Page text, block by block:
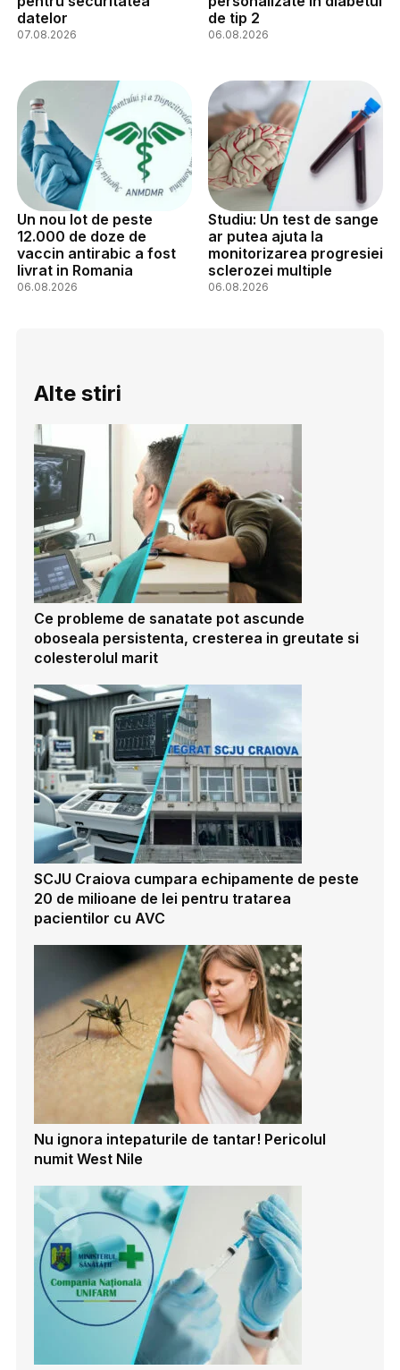
datelor
07.08.2026
de tip 2
06.08.2026
Un nou lot de peste
12.000 de doze de
vaccin antirabic a fost
livrat in Romania
06.08.2026
Studiu: Un test de sange
ar putea ajuta la
monitorizarea progresiei
sclerozei multiple
06.08.2026
Alte stiri
Ce probleme de sanatate pot ascunde
oboseala persistenta, cresterea in greutate si
colesterolul marit
SCJU Craiova cumpara echipamente de peste
20 de milioane de lei pentru tratarea
pacientilor cu AVC
Nu ignora intepaturile de tantar! Pericolul
numit West Nile